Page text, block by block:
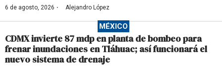
6 de agosto, 2026 · Alejandro López
MÉXICO
CDMX invierte 87 mdp en planta de bombeo para
frenar inundaciones en Tláhuac; así funcionará el
nuevo sistema de drenaje